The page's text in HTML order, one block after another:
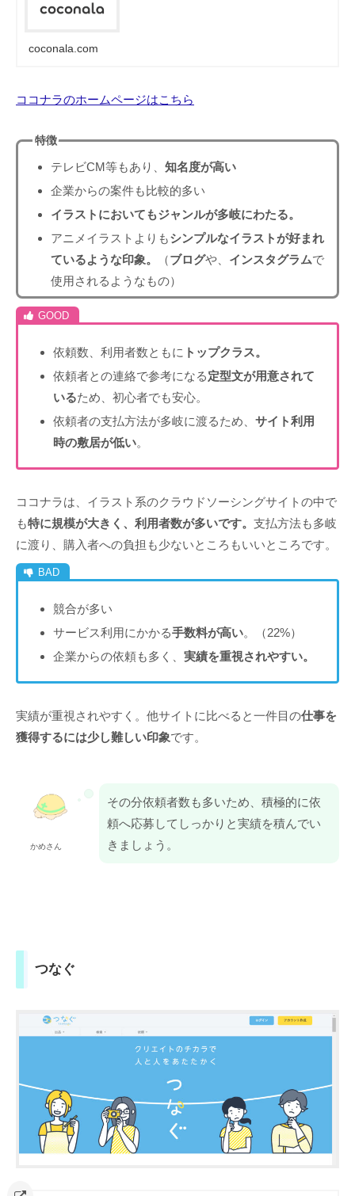
coconala.com
ココナラのホームページはこちら
特徴
テレビCM等もあり、 知名度が高い
企業からの案件も比較的多い
イラストにおいてもジャンルが多岐にわたる。
アニメイラストよりもシンプルなイラストが好まれ
ているような印象。
（ブログや、 インスタグラムで
使用されるようなもの）
依頼数、利用者数ともに トップクラス。
依頼者との連絡で参考になる定型文が用意されて
いるため、初心者でも安心。
依頼者の支払方法が多岐に渡るため、 サイト利用
時の敷居が低い。
ココナラは、イラスト系のクラウドソーシングサイトの中で
も特に規模が大きく、利用者数が多いです。 支払方法も多岐
に渡り、購入者への負担も少ないところもいいところです。
競合が多い
サービス利用にかかる手数料が高い。（22%）
企業からの依頼も多く、 実績を重視されやすい。
実績が重視されやすく。他サイトに比べると一件目の仕事を
獲得するには少し難しい印象です。
かめさん
その分依頼者数も多いため、積極的に依
頼へ応募してしっかりと実績を積んでい
きましょう。
つなぐ